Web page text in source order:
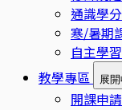
通識學
寒/暑期
自主學
教學專區
展開
開課申請